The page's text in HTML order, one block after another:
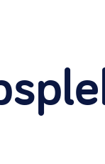
Eigen
Huren of